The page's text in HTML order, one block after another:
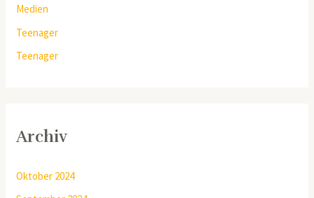
Medien
Teenager
Teenager
Archiv
Oktober 2024